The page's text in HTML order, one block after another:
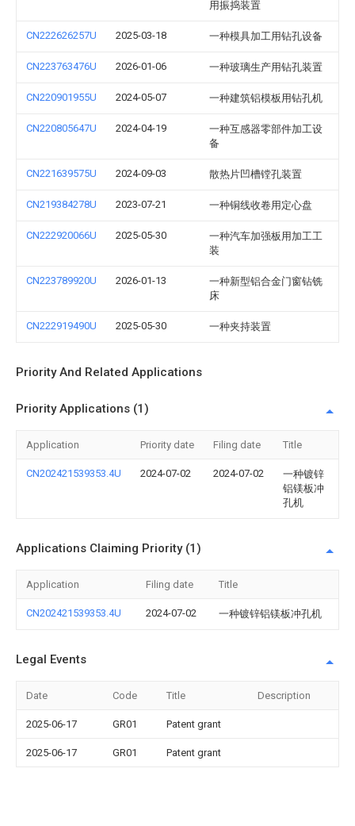
用振捣装置
CN222626257U 2025-03-18 一种模具加工用钻孔设备
CN223763476U 2026-01-06 一种玻璃生产用钻孔装置
CN220901955U 2024-05-07 一种建筑铝模板用钻孔机
CN220805647U 2024-04-19
一种互感器零部件加工设
备
CN221639575U 2024-09-03 散热片凹槽镗孔装置
CN219384278U 2023-07-21 一种铜线收卷用定心盘
CN222920066U 2025-05-30
一种汽车加强板用加工工
装
CN223789920U 2026-01-13
一种新型铝合金门窗钻铣
床
CN222919490U 2025-05-30 一种夹持装置
Priority And Related Applications
Priority Applications (1)
Application Priority date Filing date Title
CN202421539353.4U 2024-07-02 2024-07-02
一种镀锌
铝镁板冲
孔机
Applications Claiming Priority (1)
Application Filing date Title
CN202421539353.4U 2024-07-02 一种镀锌铝镁板冲孔机
Legal Events
Date Code Title Description
2025-06-17 GR01 Patent grant
2025-06-17 GR01 Patent grant